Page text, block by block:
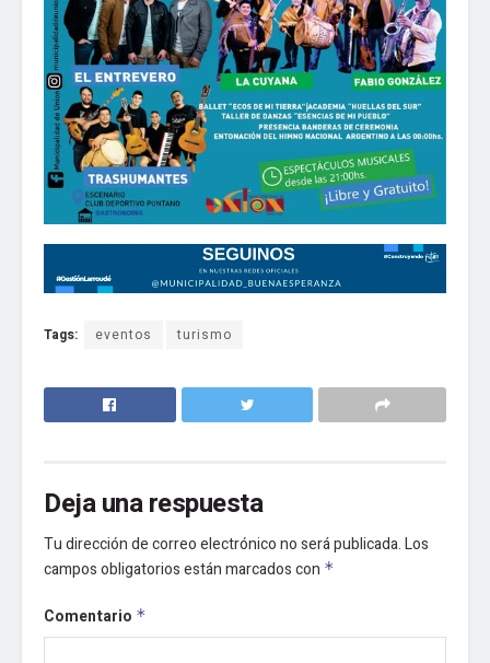
Tags: eventos turismo
Deja una respuesta
Tu dirección de correo electrónico no será publicada.Los
campos obligatorios están marcados con *
Comentario *